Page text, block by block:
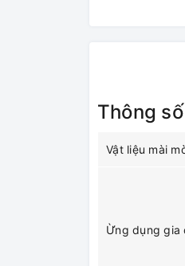
Thông
Vật liệu mài
Ừng dụng gia